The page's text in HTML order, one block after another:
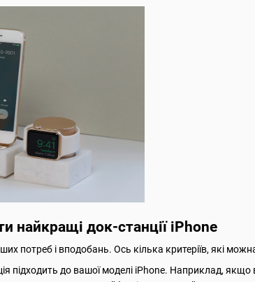
найкращі док-станції iPhone
потреб і вподобань. Ось кілька критеріїв, які
підходить до вашої моделі iPhone. Наприклад,